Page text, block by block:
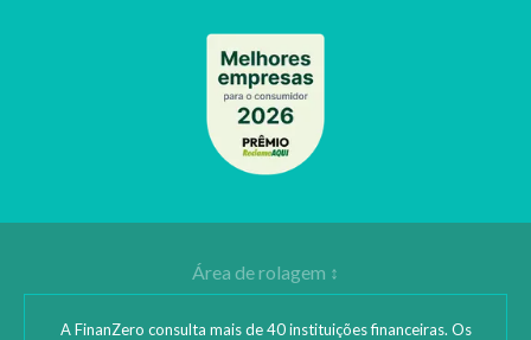
A FinanZero consulta mais de 40 instituições financeiras. Os